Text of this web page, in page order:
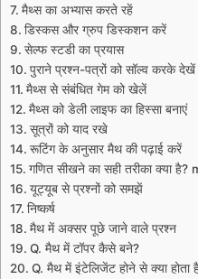
मैथ्स का अभ्यास करते रहें
डिस्कस और ग्रुप डिस्कशन करें
सेल्फ स्टडी का प्रयास
पुराने प्रश्न-पत्रों को सॉल्व करके देखें
मैथ्स से संबंधित गेम को खेलें
मैथ्स को डेली लाइफ का हिस्सा बनाएं
सूत्रों को याद रखे
रूटिंग के अनुसार मैथ की पढ़ाई करें
गणित सीखने का सही तरीका क्या
यूट्यूब से प्रश्नों को समझें
निष्कर्ष
मैथ में अक्सर पूछे जाने वाले प्रश्न
Q. मैथ में टॉपर कैसे बने?
Q. मैथ में इंटेलिजेंट होने से क्या होता